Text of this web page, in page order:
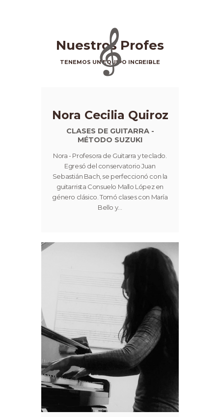
Nuestros Profes
TENEMOS UN EQUIPO INCREIBLE
Nora Cecilia Quiroz
CLASES DE GUITARRA -
MÉTODO SUZUKI
Nora - Profesora de Guitarra y teclado.
Egresó del conservatorio Juan
Sebastián Bach, se perfeccionó con la
guitarrista Consuelo Mallo López en
género clásico. Tomó clases con María
Bello y…